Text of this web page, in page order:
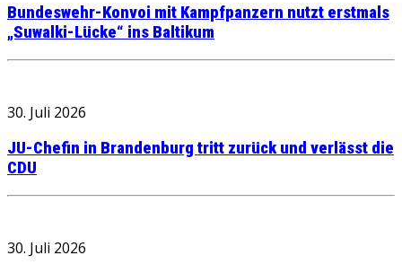
Bundeswehr-Konvoi mit Kampfpanzern nutzt erstmals
„Suwalki-Lücke“ ins Baltikum
30. Juli 2026
JU-Chefin in Brandenburg tritt zurück und verlässt die
CDU
30. Juli 2026